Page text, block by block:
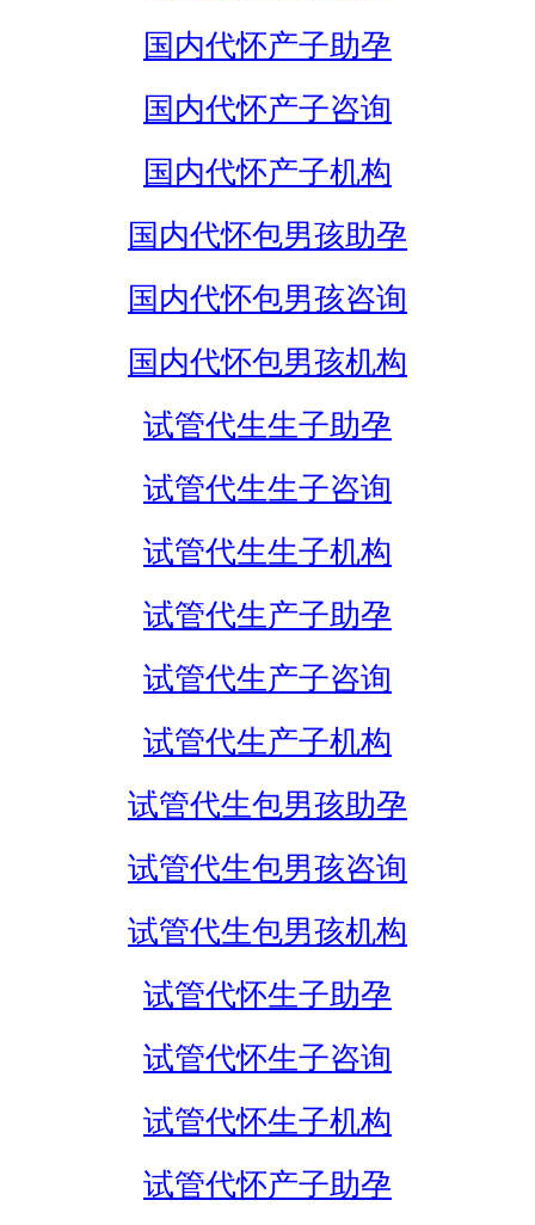
国内代怀产子助孕
国内代怀产子咨询
国内代怀产子机构
国内代怀包男孩助孕
国内代怀包男孩咨询
国内代怀包男孩机构
试管代生生子助孕
试管代生生子咨询
试管代生生子机构
试管代生产子助孕
试管代生产子咨询
试管代生产子机构
试管代生包男孩助孕
试管代生包男孩咨询
试管代生包男孩机构
试管代怀生子助孕
试管代怀生子咨询
试管代怀生子机构
试管代怀产子助孕